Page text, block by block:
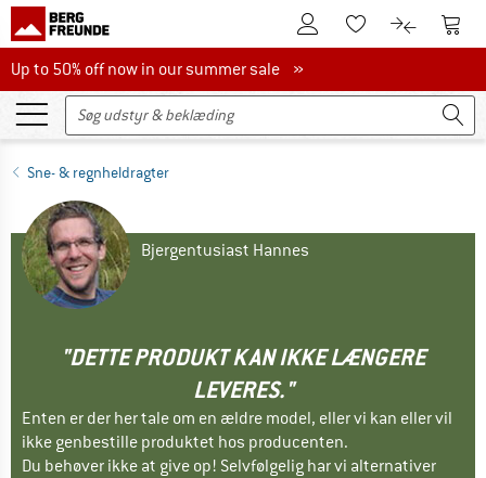
Til kundekontoenTil huskesedlen.
Til Til
Up to 50% off now in our summer sale
Up to 50% off now in our summer sale »
Sne- & regnheldragter
Bjergentusiast Hannes
"DETTE PRODUKT KAN IKKE LÆNGERE
LEVERES."
Enten er der her tale om en ældre model, eller vi kan eller vil
ikke genbestille produktet hos producenten.
Du behøver ikke at give op! Selvfølgelig har vi alternativer